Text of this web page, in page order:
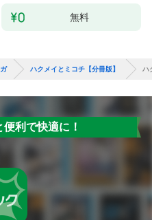
無料
ハクメイとミコチ【分冊版】 ハ
利で快適に！